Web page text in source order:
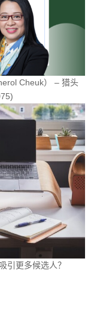
Cheuk） – 猎头
引更多候选人？